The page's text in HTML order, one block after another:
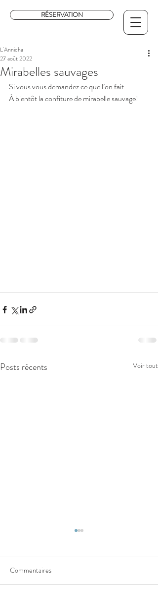
RÉSERVATION
Mirabelles sauvages
L'Annicha
27 août 2022
Si vous vous demandez ce que l’on fait:
À bientôt la confiture de mirabelle sauvage!
Posts récents Voir tout
Commentaires